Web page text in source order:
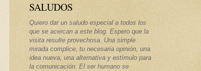
SALUDOS
Quiero dar un saludo especial a todos los
que se acercan a este blog. Espero que la
visita resulte provechosa. Una simple
mirada complice, tu necesaria opinión, una
idea nueva, una alternativa y estímulo para
la comunicación. El ser humano se